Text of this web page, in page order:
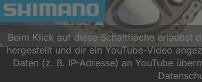
Beim Klick auf diese Schaltfläche erlaubst
hergestellt und dir ein YouTube-Video
Daten (z. B. IP-Adresse) an YouTube